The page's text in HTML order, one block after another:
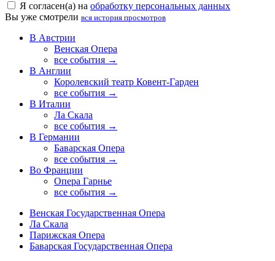
Я согласен(а) на обработку персональных данных
Вы уже смотрели вся история просмотров
В Австрии
Венская Опера
все события →
В Англии
Королевский театр Ковент-Гарден
все события →
В Италии
Ла Скала
все события →
В Германии
Баварская Опера
все события →
Во Франции
Опера Гарнье
все события →
Венская Государственная Опера
Ла Скала
Парижская Опера
Баварская Государственная Опера